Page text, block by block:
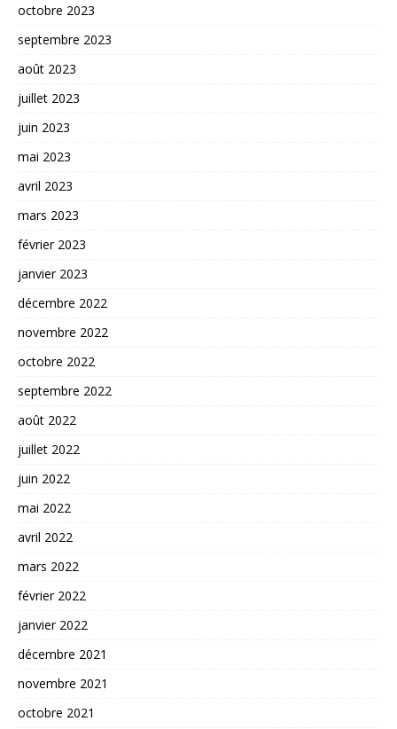
octobre 2023
septembre 2023
août 2023
juillet 2023
juin 2023
mai 2023
avril 2023
mars 2023
février 2023
janvier 2023
décembre 2022
novembre 2022
octobre 2022
septembre 2022
août 2022
juillet 2022
juin 2022
mai 2022
avril 2022
mars 2022
février 2022
janvier 2022
décembre 2021
novembre 2021
octobre 2021